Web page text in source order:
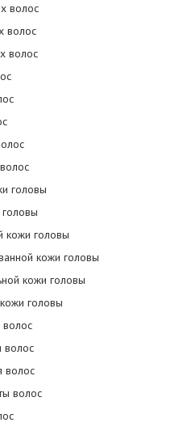
волос
волос
волос
головы
кожи головы
кожи головы
кожи головы
головы
волос
волос
волос